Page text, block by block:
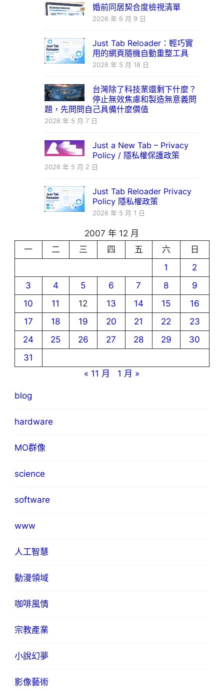
婚前同居契合度檢視清單
2026 年 6 月 9 日
Just Tab Reloader：輕巧實
用的網頁隨機自動重整工具
2026 年 5 月 18 日
台灣除了科技業還剩下什麼？
停止無效焦慮和製造無意義問
題，先問問自己具備什麼價值
2026 年 5 月 7 日
Just a New Tab – Privacy
Policy / 隱私權保護政策
2026 年 5 月 2 日
Just Tab Reloader Privacy
Policy 隱私權政策
2026 年 5 月 1 日
2007 年 12 月
一
二 三 四 五 六
日
1
2
3
4 5 6 7 8
9
10
11 12 13 14 15
16
17
18 19 20 21 22
23
24
25 26 27 28 29
30
31
« 11 月
1 月 »
blog
hardware
MO群像
science
software
www
人工智慧
動漫領域
咖啡風情
宗教產業
小說幻夢
影像藝術